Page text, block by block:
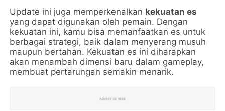
Update ini juga memperkenalkan kekuatan es
yang dapat digunakan oleh pemain. Dengan
kekuatan ini, kamu bisa memanfaatkan es untuk
berbagai strategi, baik dalam menyerang musuh
maupun bertahan. Kekuatan es ini diharapkan
akan menambah dimensi baru dalam gameplay,
membuat pertarungan semakin menarik.